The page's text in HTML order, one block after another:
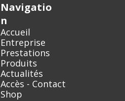
Navigatio
n
Accueil
Entreprise
Prestations
Produits
Actualités
Accès - Contact
Shop